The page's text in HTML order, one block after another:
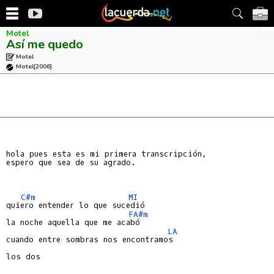
Motel
Así me quedo
Motel
Motel[2006]
hola pues esta es mi primera transcripción,
espero que sea de su agrado.
C#m
MI
quiero entender lo que sucedió
FA#m
la noche aquella que me acabó
LA
cuando entre sombras nos encontramos
los dos